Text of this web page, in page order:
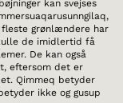
kan svejses
grønlændere har
de imidlertid få
De kan også
eftersom det er
Qimmeq betyder
ikke og gusup